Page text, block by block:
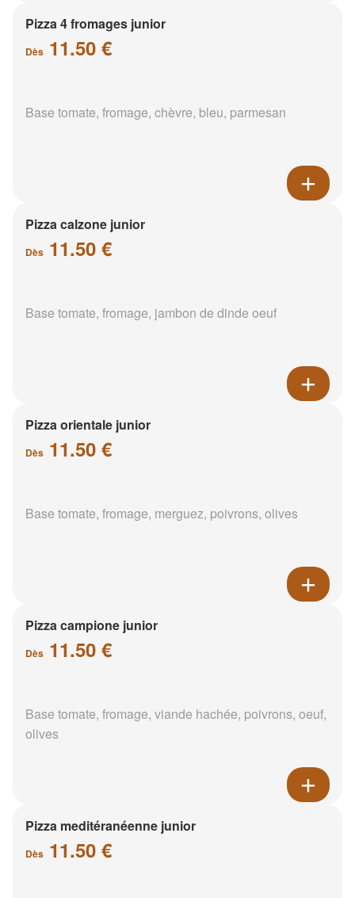
Pizza 4 fromages junior
Dès 11.50 €
Base tomate, fromage, chèvre, bleu, parmesan
Pizza calzone junior
Dès 11.50 €
Base tomate, fromage, jambon de dinde oeuf
Pizza orientale junior
Dès 11.50 €
Base tomate, fromage, merguez, poivrons, olives
Pizza campione junior
Dès 11.50 €
Base tomate, fromage, viande hachée, poivrons, oeuf,
olives
Pizza meditéranéenne junior
Dès 11.50 €